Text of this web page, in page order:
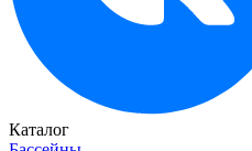
Каталог